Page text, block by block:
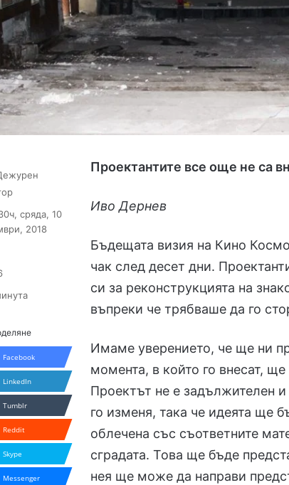
Проектантите все още не са
Иво Дернев
Бъдещата визия на Кино
чак след десет дни.
си за реконструкцията на
въпреки че трябваше да го
Имаме уверението, че ще ни
момента, в който го внесат,
Проектът не е
го изменя, така че идеята ще
облечена със съответните
сградата. Това ще бъде
нея ще може да направи
X email
сряда, 10
2018
Facebook
LinkedIn
Tumblr
Reddit
Skype
Messenger